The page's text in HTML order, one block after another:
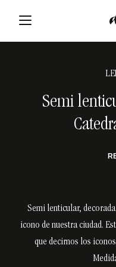
Semi
Semi lenticular,
icono de nuestra ciudad.
que decirnos los